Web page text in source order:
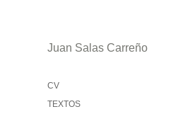
Juan Salas Carreño
CV
TEXTOS